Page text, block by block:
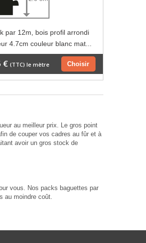
par 12m, bois profil arrondi
4.7cm couleur blanc mat...
Choisir
€ (TTC) le mètre
au meilleur prix. Le gros point
de couper vos cadres au fûr et à
avoir un gros stock de
vous. Nos packs baguettes par
au moindre coût.